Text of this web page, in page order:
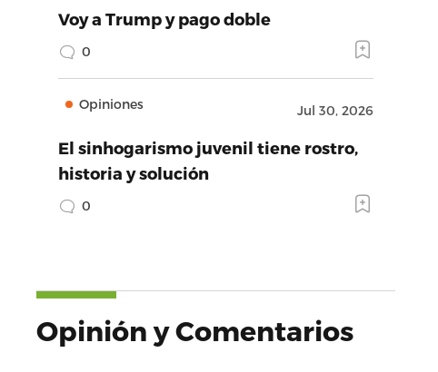
Voy a Trump y pago doble
0
Opiniones Jul 30, 2026
El sinhogarismo juvenil tiene rostro,
historia y solución
0
Opinión y Comentarios